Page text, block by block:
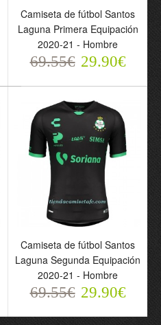
Camiseta de fútbol
Santos Laguna Primera
Equipación 2020-21 -
Hombre
69.55€
Camiseta de fútbol
Santos Laguna Segunda
Equipación 2020-21 -
Camiseta de fútbol Santos
Laguna Primera Equipación
2020-21 - Hombre
69.55€ 29.90€
Camiseta de fútbol Santos
Laguna Segunda Equipación
2020-21 - Hombre
69.55€ 29.90€